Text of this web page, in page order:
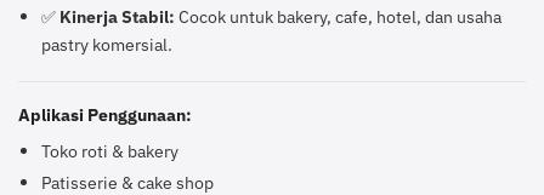
✅ Kinerja Stabil: Cocok untuk bakery, cafe, hotel, dan usaha
pastry komersial.
Aplikasi Penggunaan:
Toko roti & bakery
Patisserie & cake shop